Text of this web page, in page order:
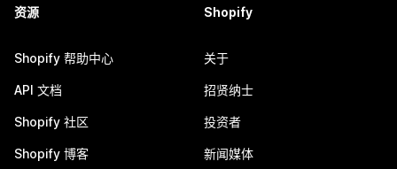
资源
Shopify 帮助中心
API 文档
Shopify 社区
Shopify 博客
Shopify
关于
招贤纳士
投资者
新闻媒体